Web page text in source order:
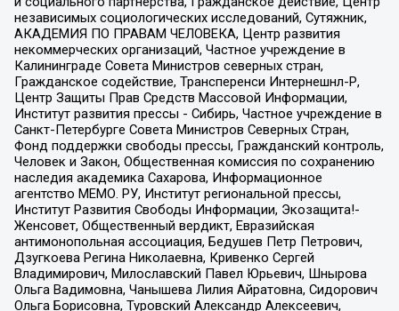
независимых социологических исследований, Сутяжник,
АКАДЕМИЯ ПО ПРАВАМ ЧЕЛОВЕКА, Центр развития
некоммерческих организаций, Частное учреждение в
Калининграде Совета Министров северных стран,
Гражданское содействие, Трансперенси Интернешнл-Р,
Центр Защиты Прав Средств Массовой Информации,
Институт развития прессы - Сибирь, Частное учреждение в
Санкт-Петербурге Совета Министров Северных Стран,
Фонд поддержки свободы прессы, Гражданский контроль,
Человек и Закон, Общественная комиссия по сохранению
наследия академика Сахарова, Информационное
агентство МЕМО. РУ, Институт региональной прессы,
Институт Развития Свободы Информации, Экозащита!-
Женсовет, Общественный вердикт, Евразийская
антимонопольная ассоциация, Бедушев Петр Петрович,
Дзугкоева Регина Николаевна, Кривенко Сергей
Владимирович, Милославский Павел Юрьевич, Шнырова
Ольга Вадимовна, Чанышева Лилия Айратовна, Сидорович
Ольга Борисовна, Туровский Александр Алексеевич,